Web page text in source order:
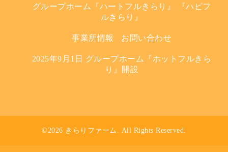
グループホーム『ハートフルきらり』 『ハピフ
ルきらり』
事業所情報 お問い合わせ
2025年9月1日 グループホーム『ホットフルきら
り』開設
©2026 きらりファーム . All Rights Reserved.